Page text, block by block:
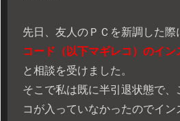
先日、友人のＰＣを新調した際
コード（以下マギレコ）のイ
と相談を受けました。
そこで私は既に半引退状態で、
コが入っていなかったのでイ